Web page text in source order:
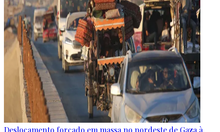
Deslocamento forçado em massa no nordeste de Gaza à